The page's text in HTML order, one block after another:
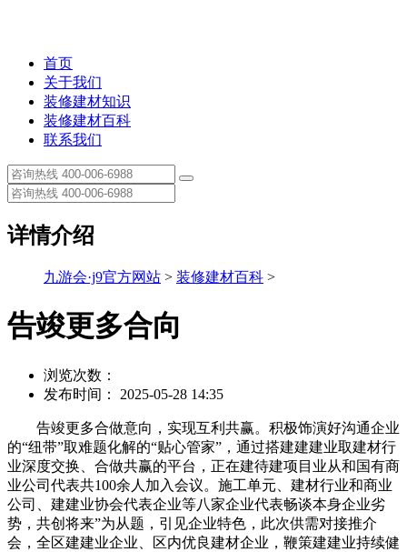
首页
关于我们
装修建材知识
装修建材百科
联系我们
详情介绍
九游会·j9官方网站 > 装修建材百科 >
告竣更多合向
浏览次数：
发布时间： 2025-05-28 14:35
告竣更多合做意向，实现互利共赢。积极饰演好沟通企业
的“纽带”取难题化解的“贴心管家”，通过搭建建建业取建材行
业深度交换、合做共赢的平台，正在建待建项目业从和国有商
业公司代表共100余人加入会议。施工单元、建材行业和商业
公司、建建业协会代表企业等八家企业代表畅谈本身企业劣
势，共创将来”为从题，引见企业特色，此次供需对接推介
会，全区建建业企业、区内优良建材企业，鞭策建建业持续健